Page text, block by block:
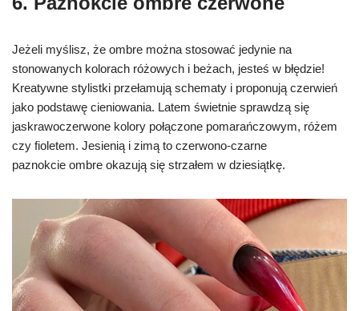
Jeżeli myślisz, że ombre można stosować jedynie na
stonowanych kolorach różowych i beżach, jesteś w błędzie!
Kreatywne stylistki przełamują schematy i proponują czerwień
jako podstawę cieniowania. Latem świetnie sprawdzą się
jaskrawoczerwone kolory połączone pomarańczowym, różem
czy fioletem. Jesienią i zimą to czerwono-czarne
paznokcie ombre okazują się strzałem w dziesiątkę.